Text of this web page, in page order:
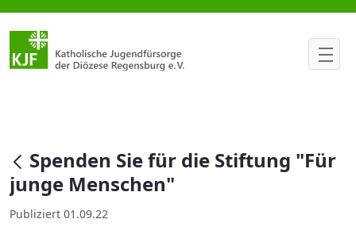
Spenden Sie für die Stiftung
null
Spenden Sie für die Stiftung "Für
junge Menschen"
Publiziert 01.09.22